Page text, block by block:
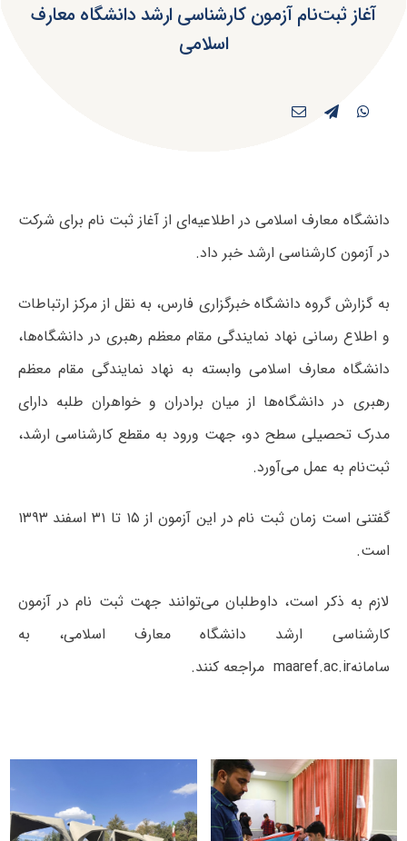
آغاز ثبت‌نام آزمون کارشناسی ارشد دانشگاه معارف
اسلامی
دانشگاه معارف اسلامی در اطلاعیه‌ای از آغاز ثبت نام برای شرکت
در آزمون کارشناسی ارشد خبر داد.
به گزارش گروه دانشگاه خبرگزاری فارس، به نقل از مرکز ارتباطات
و اطلاع رسانی نهاد نمایندگی مقام معظم رهبری در دانشگاه‌ها،
دانشگاه معارف اسلامی وابسته به نهاد نمایندگی مقام معظم
رهبری در دانشگاه‌ها از میان برادران و خواهران طلبه دارای
مدرک تحصیلی سطح دو، جهت ورود به مقطع کارشناسی ارشد،
ثبت‌نام به عمل می‌آورد.
گفتنی است زمان ثبت نام در این آزمون از ۱۵ تا ۳۱ اسفند ۱۳۹۳
است.
لازم به ذکر است، داوطلبان می‌توانند جهت ثبت نام در آزمون
کارشناسی ارشد دانشگاه معارف اسلامی، به
سامانهmaaref.ac.ir مراجعه کنند.